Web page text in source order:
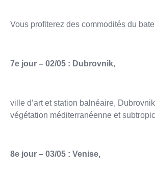
Vous profiterez des commodités du
7e jour – 02/05 : Dubrovnik,
ville d’art et station balnéaire,
végétation méditerranéenne et
8e jour – 03/05 : Venise,